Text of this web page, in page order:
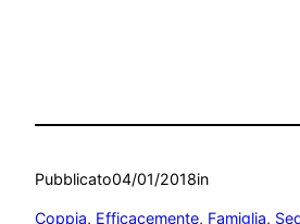
Pubblicato04/01/2018in
Coppia, Efficacemente, Famiglia,